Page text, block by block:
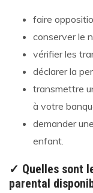
faire
conserver le
vérifier les
déclarer la
transmettre
à votre
demander
enfant.
✓ Quelles sont
parental